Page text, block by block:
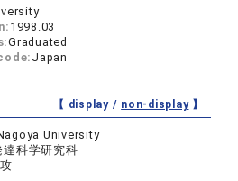
1998.03
Graduated
Japan
【 display / non-display】
University
達科学研究科